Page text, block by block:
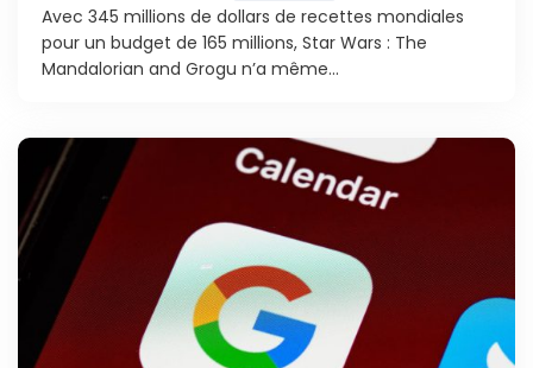
Avec 345 millions de dollars de recettes mondiales
pour un budget de 165 millions, Star Wars : The
Mandalorian and Grogu n’a même...